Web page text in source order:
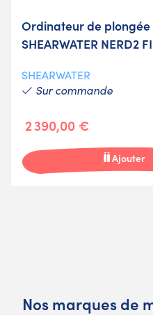
Ordinateur de plongée
SHEARWATER NERD2
SHEARWATER
Sur commande
2 390,00 €
Ajouter
Nos marques de